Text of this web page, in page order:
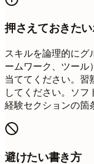
押さえておきた
スキルを論理的にグ
ームワーク、ツール
当ててください。習
してください。ソ
経験セクションの箇
避けたい書き方